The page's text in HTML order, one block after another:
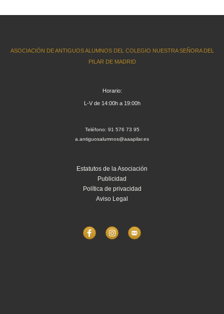
ASOCIACIÓN DE ANTIGUOS ALUMNOS DEL COLEGIO NUESTRA SEÑORA DEL
PILAR DE MADRID
Horario:
L-V de 14:00h a 19:00h
Teléfono: 91 576 73 95
a.antiguosalumnos@aaapilar.es
Estatutos de la Asociación
Publicidad
Política de privacidad
Aviso Legal